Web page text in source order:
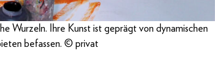
Wurzeln. Ihre Kunst ist geprägt von dynamischen
befassen. © privat